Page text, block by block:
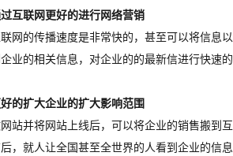
互联网更好的进行网络营销
联网的传播速度是非常快的，甚至可以将信息
业的相关信息，对企业的的最新信进行快速
的扩大企业的扩大影响范围
站并将网站上线后，可以将企业的销售搬到
后，就人让全国甚至全世界的人看到企业的